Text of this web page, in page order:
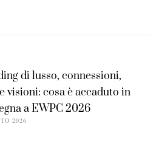
di lusso, connessioni,
visioni: cosa è accaduto in
a EWPC 2026
2026